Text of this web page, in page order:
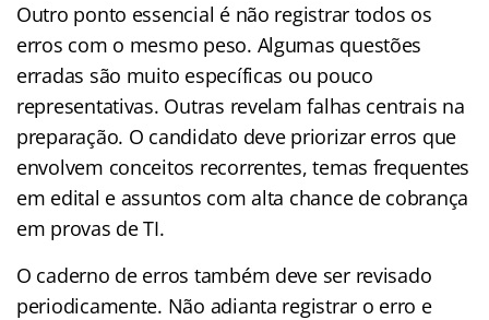
Outro ponto essencial é não registrar todos os
erros com o mesmo peso. Algumas questões
erradas são muito específicas ou pouco
representativas. Outras revelam falhas centrais na
preparação. O candidato deve priorizar erros que
envolvem conceitos recorrentes, temas frequentes
em edital e assuntos com alta chance de cobrança
em provas de TI.
O caderno de erros também deve ser revisado
periodicamente. Não adianta registrar o erro e